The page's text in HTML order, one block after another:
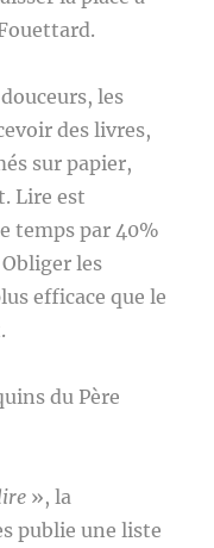
les
des livres,
sur papier,
Lire est
temps par 40%
les
efficace que le
du Père
», la
publie une liste